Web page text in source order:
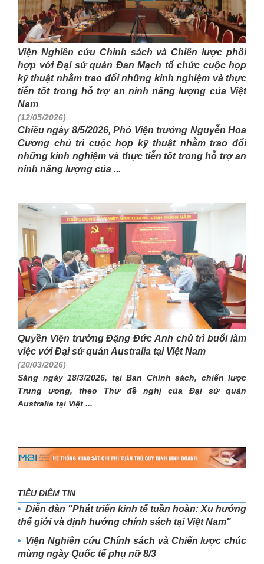
Viện Nghiên cứu Chính sách và Chiến lược phối
hợp với Đại sứ quán Đan Mạch tổ chức cuộc họp
kỹ thuật nhằm trao đổi những kinh nghiệm và thực
tiễn tốt trong hỗ trợ an ninh năng lượng của Việt
Nam
(12/05/2026)
Chiều ngày 8/5/2026, Phó Viện trưởng Nguyễn Hoa
Cương chủ trì cuộc họp kỹ thuật nhằm trao đổi
những kinh nghiệm và thực tiễn tốt trong hỗ trợ an
ninh năng lượng của ...
Quyền Viện trưởng Đặng Đức Anh chủ trì buổi làm
việc với Đại sứ quán Australia tại Việt Nam
(20/03/2026)
Sáng ngày 18/3/2026, tại Ban Chính sách, chiến lược
Trung ương, theo Thư đề nghị của Đại sứ quán
Australia tại Việt ...
TIÊU ĐIỂM TIN
Diễn đàn "Phát triển kinh tế tuần hoàn: Xu hướng
thế giới và định hướng chính sách tại Việt Nam"
Viện Nghiên cứu Chính sách và Chiến lược chúc
mừng ngày Quốc tế phụ nữ 8/3